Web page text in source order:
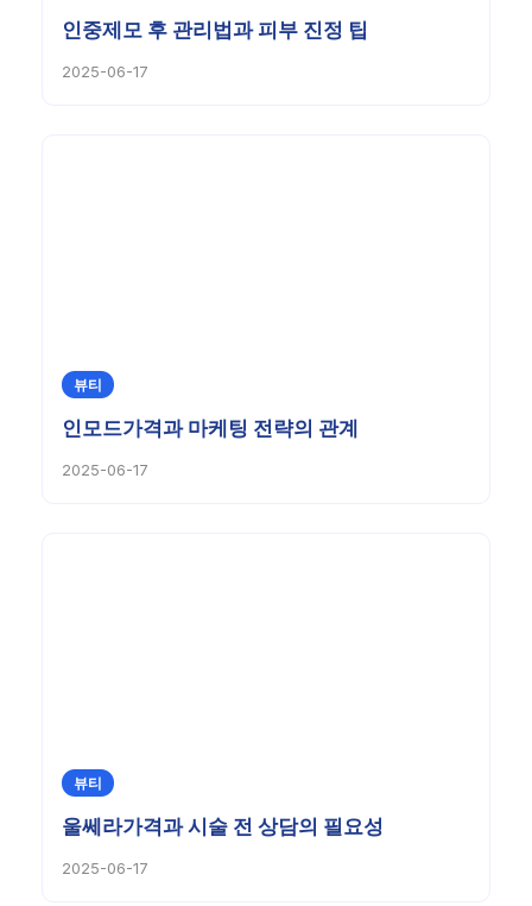
인중제모 후 관리법과 피부 진정 팁
2025-06-17
뷰티
인모드가격과 마케팅 전략의 관계
2025-06-17
뷰티
울쎄라가격과 시술 전 상담의 필요성
2025-06-17